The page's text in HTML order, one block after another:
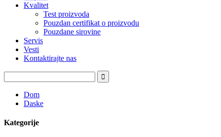
Kvalitet
Test proizvoda
Pouzdan certifikat o proizvodu
Pouzdane sirovine
Servis
Vesti
Kontaktirajte nas
Dom
Daske
Kategorije